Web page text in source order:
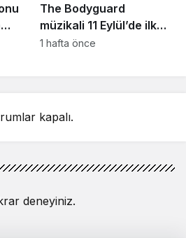
The Bodyguard
müzikali 11 Eylül’de ilk
kez Türkiye’de
1 hafta önce
kapalı.
deneyiniz.